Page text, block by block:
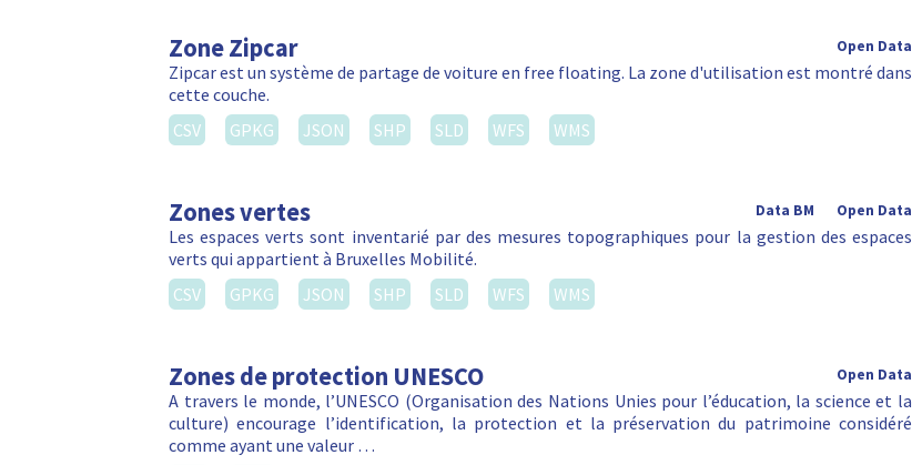
Zone Zipcar Open Data
Zipcar est un système de partage de voiture en free floating. La zone d'utilisation est montré dans
cette couche.
CSV
GPKG JSON SHP SLD WFS WMS
Zones vertes Open Data
Data BM
Les espaces verts sont inventarié par des mesures topographiques pour la gestion des espaces
verts qui appartient à Bruxelles Mobilité.
CSV
GPKG JSON SHP SLD WFS WMS
Zones de protection UNESCO Open Data
A travers le monde, l’UNESCO (Organisation des Nations Unies pour l’éducation, la science et la
culture) encourage l’identification, la protection et la préservation du patrimoine considéré
comme ayant une valeur …